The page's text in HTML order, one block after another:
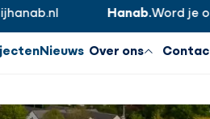
Hanab.Word je ook
Nieuws Over ons